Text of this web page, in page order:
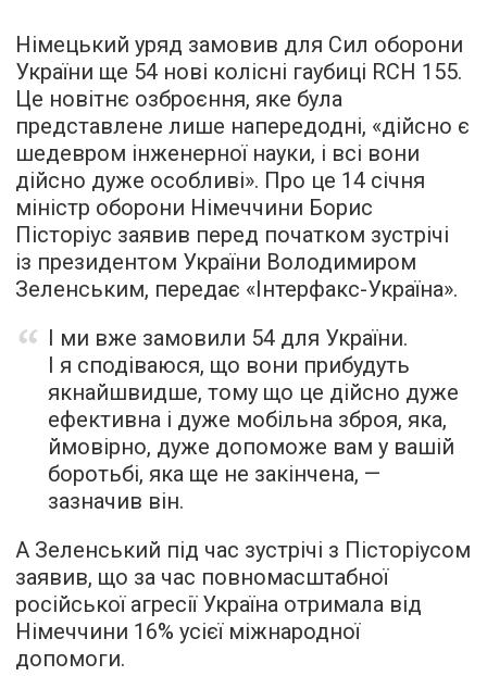
Німецький уряд замовив для Сил оборони
України ще 54 нові колісні гаубиці RCH 155.
Це новітнє озброєння, яке була
представлене лише напередодні, «дійсно є
шедевром інженерної науки, і всі вони
дійсно дуже особливі». Про це 14 січня
міністр оборони Німеччини Борис
Пісторіус заявив перед початком зустрічі
із президентом України Володимиром
Зеленським, передає «Інтерфакс-Україна».
І ми вже замовили 54 для України.
І я сподіваюся, що вони прибудуть
якнайшвидше, тому що це дійсно дуже
ефективна і дуже мобільна зброя, яка,
ймовірно, дуже допоможе вам у вашій
боротьбі, яка ще не закінчена, —
зазначив він.
А Зеленський під час зустрічі з Пісторіусом
заявив, що за час повномасштабної
російської агресії Україна отримала від
Німеччини 16% усієї міжнародної
допомоги.